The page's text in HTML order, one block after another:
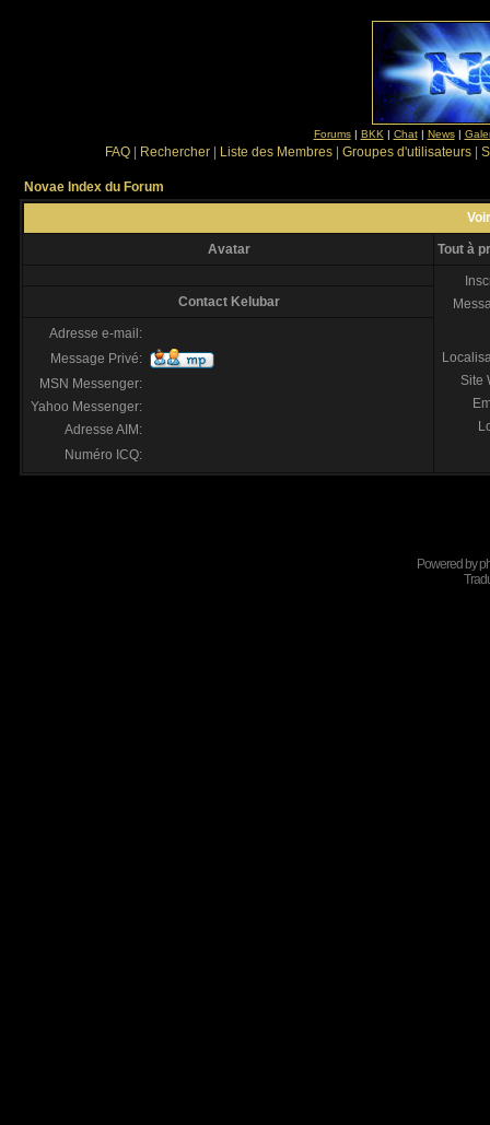
Forums| BKK | Chat| News|
FAQ Rechercher Liste des Membres Groupes d'utilisateurs
Novae Index du Forum
Avatar Tout à
Site
Contact Kelubar
Adresse e-mail:
Message Privé:
MSN Messenger:
Yahoo Messenger:
Adresse AIM:
Numéro ICQ:
Powered by